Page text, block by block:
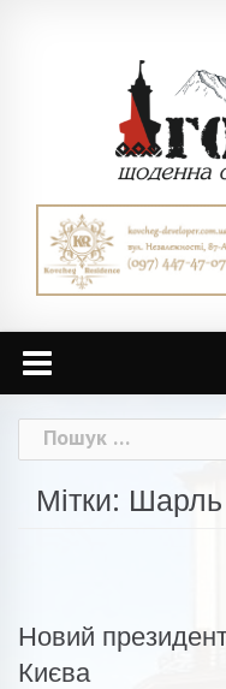
Пошук:
Мітки:
Новий
Києва